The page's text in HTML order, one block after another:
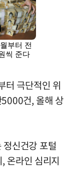
터 극단적인 위
건, 올해 상
신건강 포털
온라인 심리지